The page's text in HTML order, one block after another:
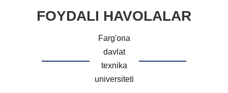
FOYDALI HAVOLALAR
Farg'ona
davlat
texnika
universiteti